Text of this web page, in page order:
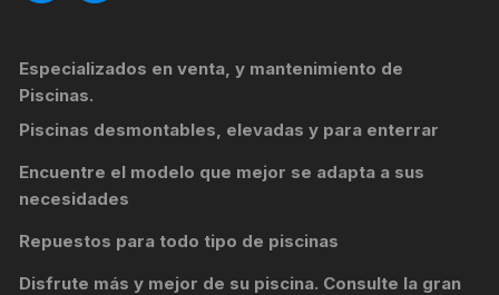
Especializados en venta, y mantenimiento de
Piscinas.
Piscinas desmontables, elevadas y para enterrar
Encuentre el modelo que mejor se adapta a sus
necesidades
Repuestos para todo tipo de piscinas
Disfrute más y mejor de su piscina. Consulte la gran